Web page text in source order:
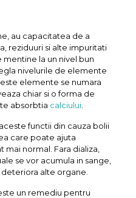
au capacitatea de a
reziduuri si alte impuritati
la un nivel bun
nivelurile de elemente
elemente se numara
chiar si o forma de
absorbtia calciului.
functii din cauza bolii
care poate ajuta
normal. Fara dializa,
se vor acumula in sange,
alte organe.
un remediu pentru